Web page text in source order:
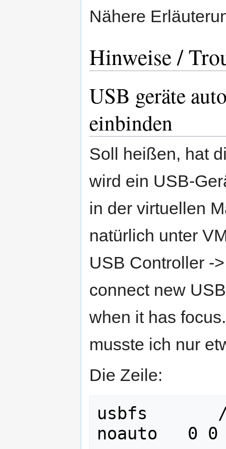
Nähere
Hinweise /
USB geräte
einbinden
Soll heißen, hat
wird ein USB-
in der virtuellen
natürlich unter
USB Controller -
connect new
when it has
musste ich nur
Die Zeile:
usbfs       /
noauto   0 0